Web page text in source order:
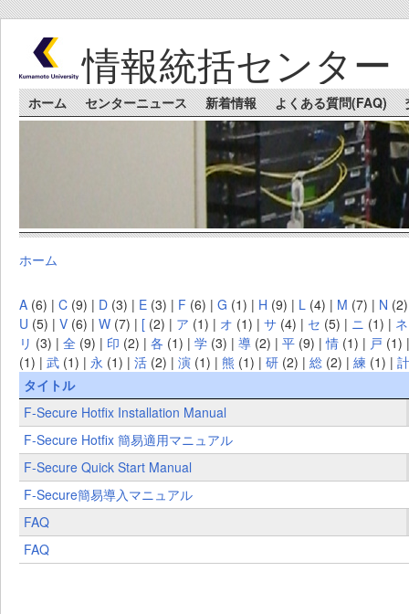
情報統括センター
Main menu
ホーム センターニュース 新着情報 よくある質問(FAQ)
You are here
ホーム
A (6) | C (9) | D (3) | E (3) | F (6) | G (1) | H (9) | L (4) | M (7) | N
U (5) | V (6) | W (7) | [ (2) | ア (1) | オ (1) | サ (4) | セ (5) | ニ (1) | ネ
リ (3) | 全 (9) | 印 (2) | 各 (1) | 学 (3) | 導 (2) | 平 (9) |情 (1) | 戸 (1)
(1) | 武 (1) | 永 (1) | 活 (2) | 演 (1) | 熊 (1) | 研 (2) | 総 (2) | 練 (1) | 計
タイトル
F-Secure Hotfix Installation Manual
F-Secure Hotfix 簡易適用マニュアル
F-Secure Quick Start Manual
F-Secure簡易導入マニュアル
FAQ
FAQ